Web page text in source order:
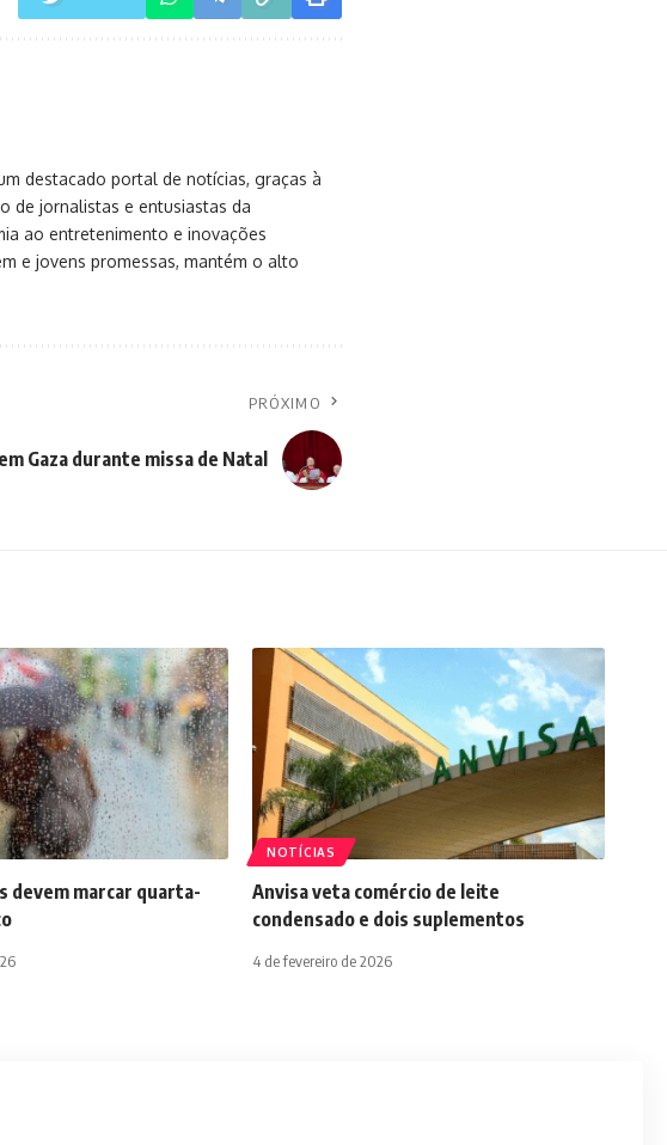
destacado portal de notícias, graças à
de jornalistas e entusiastas da
ao entretenimento e inovações
e jovens promessas, mantém o alto
PRÓXIMO
Gaza durante missa de Natal
devem marcar quarta-
NOTÍCIAS
Anvisa veta comércio de leite
condensado e dois suplementos
4 de fevereiro de 2026